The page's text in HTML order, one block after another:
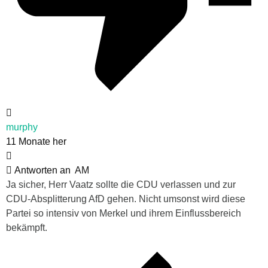
murphy
11 Monate her
Antworten an AM
Ja sicher, Herr Vaatz sollte die CDU verlassen und zur
CDU-Absplitterung AfD gehen. Nicht umsonst wird diese
Partei so intensiv von Merkel und ihrem Einflussbereich
bekämpft.